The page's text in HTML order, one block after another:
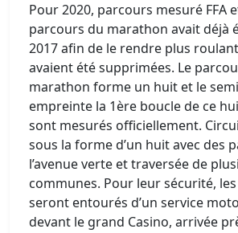
Pour 2020, parcours mesuré FFA
parcours du marathon avait déjà
2017 afin de le rendre plus
avaient été supprimées. Le
marathon forme un huit et le
empreinte la 1ère boucle de ce
sont mesurés officiellement.
sous la forme d’un huit avec des
l’avenue verte et traversée de
communes. Pour leur sécurité,
seront entourés d’un service
devant le grand Casino, arrivée